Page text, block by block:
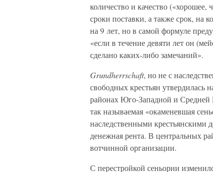
количество и качество
сроки поставки, а также срок, на
на 9 лет, но в самой формуле
«если в течение девяти лет он
сделано каких-либо замечаний».
Grundherrschaft, но не с
свободных крестьян утвердилась
районах Юго-Западной и Средней
так называемая «окаменевшая
наследственными крестьянскими
денежная рента. В центральных
вотчинной организации.
С перестройкой сеньории